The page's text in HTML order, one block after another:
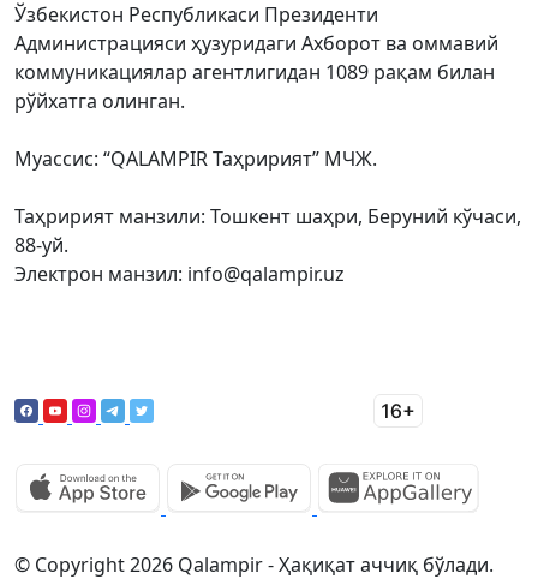
Ўзбекистон Республикаси Президенти
Администрацияси ҳузуридаги Ахборот ва оммавий
коммуникациялар агентлигидан 1089 рақам билан
рўйхатга олинган.
Муассис: “QALAMPIR Таҳририят” МЧЖ.
Таҳририят манзили: Тошкент шаҳри, Беруний кўчаси,
88-уй.
Электрон манзил: info@qalampir.uz
© Copyright 2026 Qalampir - Ҳақиқат аччиқ бўлади.